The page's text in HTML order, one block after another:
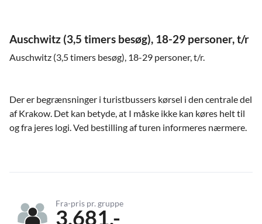
Auschwitz (3,5 timers besøg), 18-29 personer, t/r
Auschwitz (3,5 timers besøg), 18-29 personer, t/r.
Der er begrænsninger i turistbussers kørsel i den centrale del
af Krakow. Det kan betyde, at I måske ikke kan køres helt til
og fra jeres logi. Ved bestilling af turen informeres nærmere.
Fra-pris pr. gruppe
3.681,-